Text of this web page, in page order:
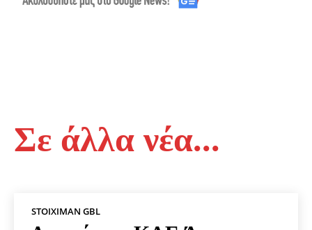
Σε άλλα νέα...
STOIXIMAN GBL